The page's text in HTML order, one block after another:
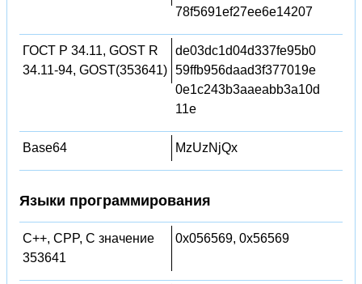
78f5691ef27ee6e14207
ГОСТ Р 34.11, GOST R
34.11-94, GOST(353641)
de03dc1d04d337fe95b0
59ffb956daad3f377019e
0e1c243b3aaeabb3a10d
11e
Base64 MzUzNjQx
Языки программирования
C++, CPP, C значение
353641
0x056569, 0x56569